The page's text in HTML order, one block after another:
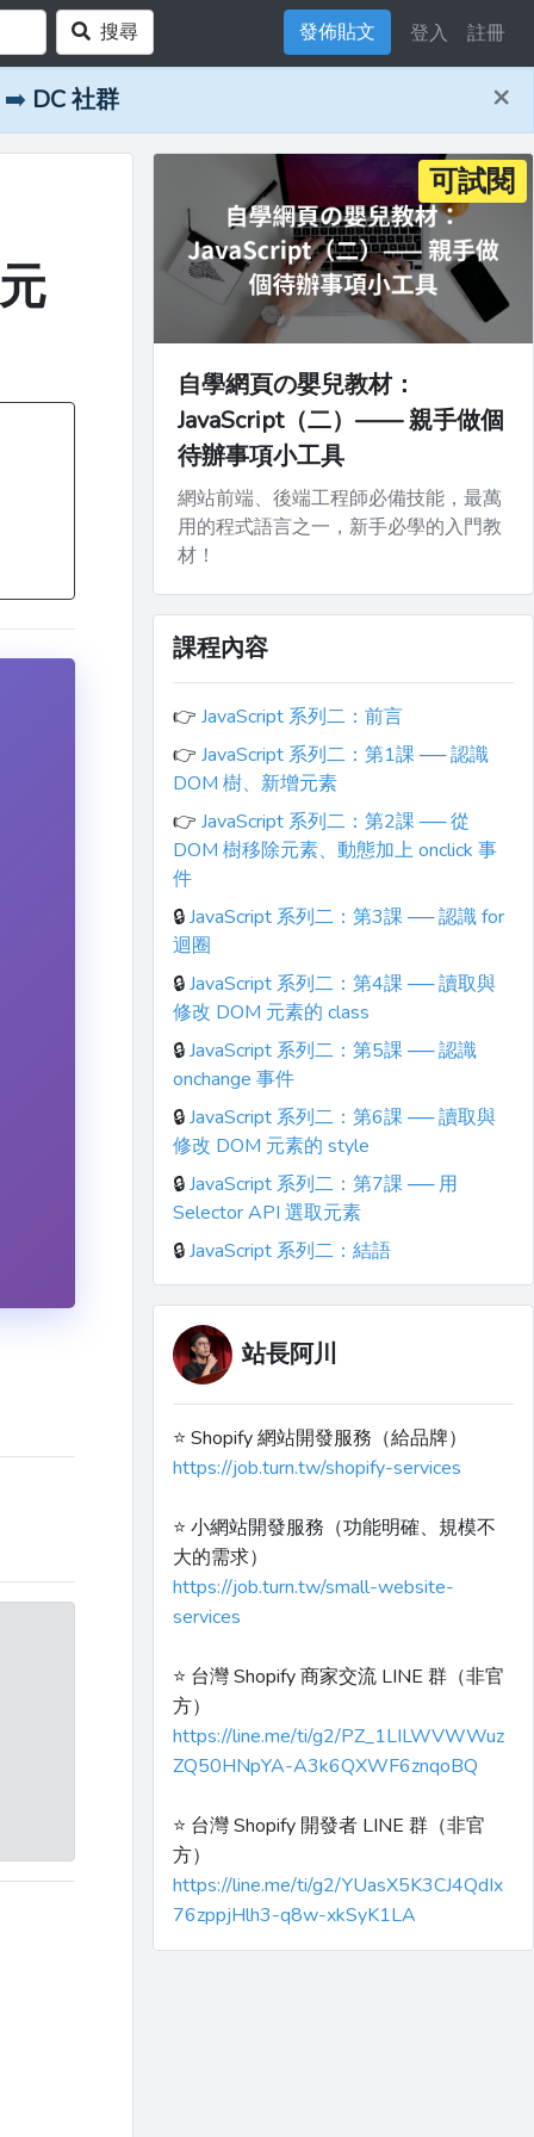
搜尋 發佈貼文 登入 註冊
➡️ DC 社群 ×
可試閱
自學網頁の嬰兒教材：
JavaScript（二）—— 親手做個
待辦事項小工具
網站前端、後端工程師必備技能，最萬
用的程式語言之一，新手必學的入門教
材！
課程內容
👉 JavaScript 系列二：前言
👉 JavaScript 系列二：第1課 ── 認識
DOM 樹、新增元素
👉 JavaScript 系列二：第2課 ── 從
DOM 樹移除元素、動態加上 onclick 事
件
🔒JavaScript 系列二：第3課 ── 認識 for
迴圈
🔒JavaScript 系列二：第4課 ── 讀取與
修改 DOM 元素的 class
🔒JavaScript 系列二：第5課 ── 認識
onchange 事件
🔒JavaScript 系列二：第6課 ── 讀取與
修改 DOM 元素的 style
🔒JavaScript 系列二：第7課 ── 用
Selector API 選取元素
🔒JavaScript 系列二：結語
站長阿川
⭐️ Shopify 網站開發服務（給品牌）
https://job.turn.tw/shopify-services
⭐️ 小網站開發服務（功能明確、規模不
大的需求）
https://job.turn.tw/small-website-
services
⭐️ 台灣 Shopify 商家交流 LINE 群（非官
方）
https://line.me/ti/g2/PZ_1LILWVWWuz
ZQ50HNpYA-A3k6QXWF6znqoBQ
⭐️ 台灣 Shopify 開發者 LINE 群（非官
方）
https://line.me/ti/g2/YUasX5K3CJ4QdIx
76zppjHlh3-q8w-xkSyK1LA